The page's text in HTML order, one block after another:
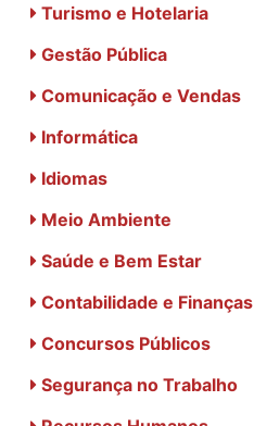
Turismo e Hotelaria
Gestão Pública
Comunicação e Vendas
Informática
Idiomas
Meio Ambiente
Saúde e Bem Estar
Contabilidade e Finanças
Concursos Públicos
Segurança no Trabalho